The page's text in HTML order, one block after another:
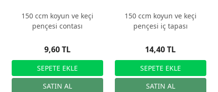
150 ccm koyun ve keçi
pençesi contası
9,60 TL
150 ccm koyun ve keçi
pençesi iç tapası
14,40 TL